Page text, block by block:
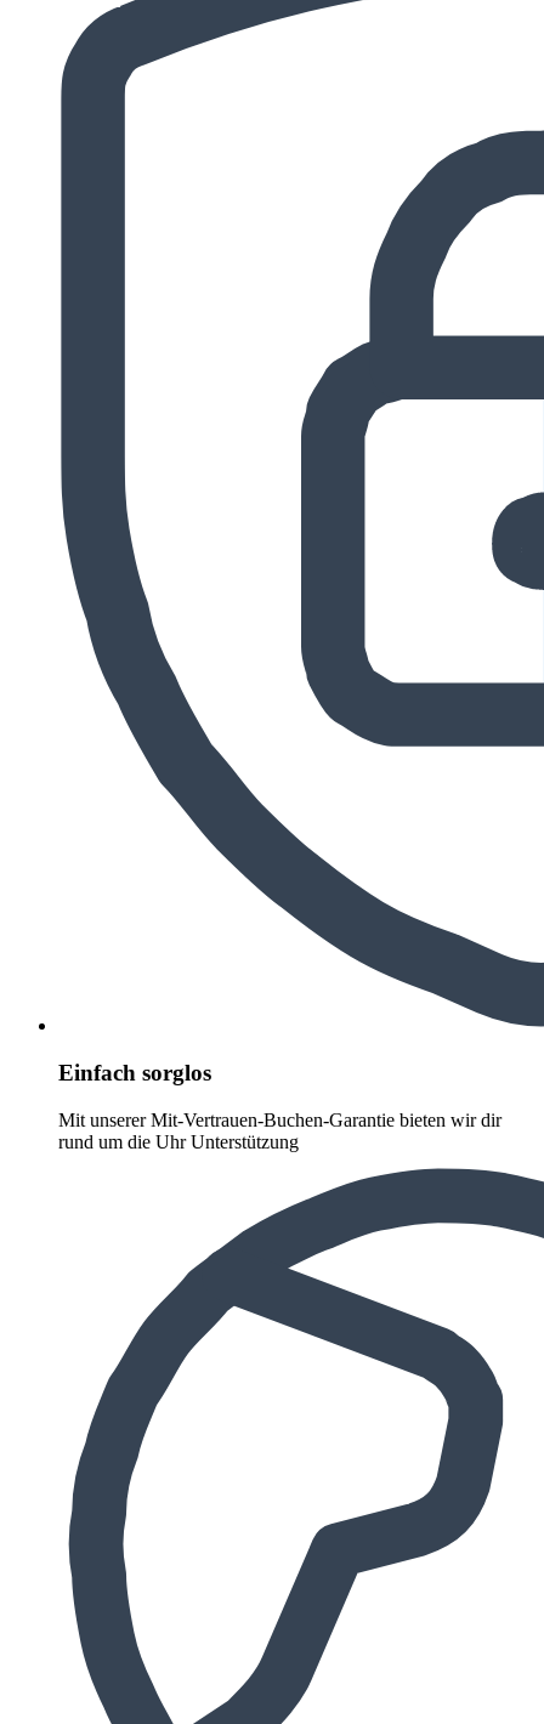
Einfach sorglos
Mit unserer Mit-Vertrauen-Buchen-Garantie bieten wir dir
rund um die Uhr Unterstützung